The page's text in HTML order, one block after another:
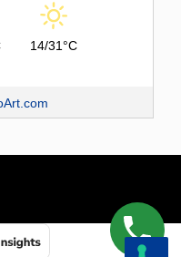
14/31°C